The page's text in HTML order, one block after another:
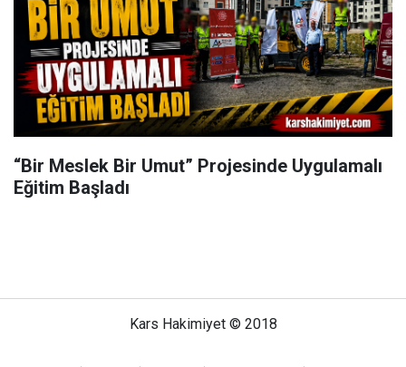
“Bir Meslek Bir Umut” Projesinde Uygulamalı
Eğitim Başladı
Kars Hakimiyet © 2018